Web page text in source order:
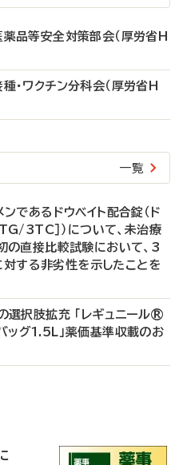
品等安全対策部会（厚労省H
ワクチン分科会（厚労省H
一覧
であるドウベイト配合錠（ド
3TC］）について、未治療
の直接比較試験において、3
する非劣性を示したことを
択肢拡充 「レギュニール®
グ1.5L」薬価基準収載のお